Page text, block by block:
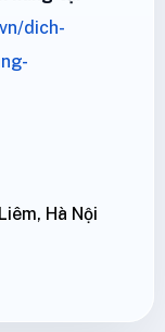
dich-
Hà Nội